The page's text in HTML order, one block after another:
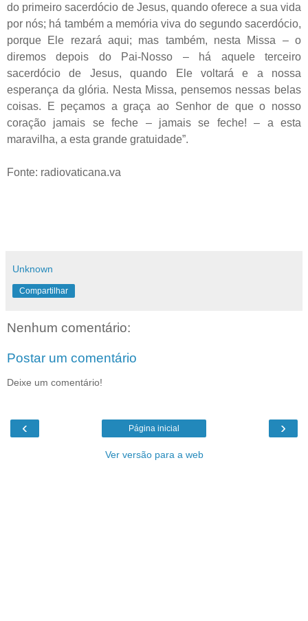
do primeiro sacerdócio de Jesus, quando oferece a sua vida
por nós; há também a memória viva do segundo sacerdócio,
porque Ele rezará aqui; mas também, nesta Missa – o
diremos depois do Pai-Nosso – há aquele terceiro
sacerdócio de Jesus, quando Ele voltará e a nossa
esperança da glória. Nesta Missa, pensemos nessas belas
coisas. E peçamos a graça ao Senhor de que o nosso
coração jamais se feche – jamais se feche! – a esta
maravilha, a esta grande gratuidade”.
Fonte: radiovaticana.va
Unknown
Compartilhar
Nenhum comentário:
Postar um comentário
Deixe um comentário!
‹ ›
Página inicial
Ver versão para a web